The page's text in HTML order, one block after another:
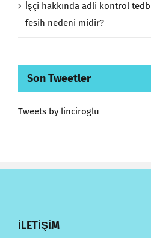
İşçi hakkında adli kontrol
fesih nedeni midir?
Son Tweetler
Tweets by linciroglu
İLETİŞİM